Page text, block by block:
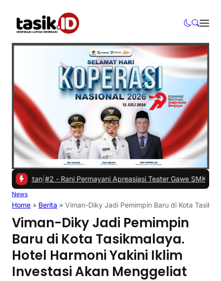
|#2 -Rani Permayani Apreasiasi Teater Gawe SMKN 3
News
Home » Berita » Viman-Diky Jadi Pemimpin Baru di Kota
Viman-Diky Jadi Pemimpin
Baru di Kota Tasikmalaya.
Hotel Harmoni Yakini Iklim
Investasi Akan Menggeliat